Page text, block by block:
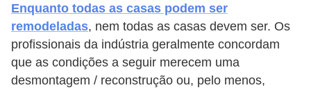
Enquanto todas as casas podem ser
remodeladas, nem todas as casas devem ser. Os
profissionais da indústria geralmente concordam
que as condições a seguir merecem uma
desmontagem / reconstrução ou, pelo menos,